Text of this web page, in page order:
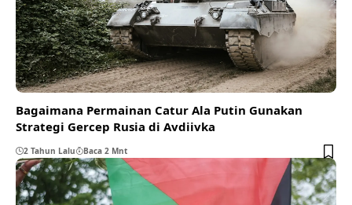
Bagaimana Permainan Catur Ala Putin Gunakan
Strategi Gercep Rusia di Avdiivka
2 Tahun Lalu Baca 2 Mnt